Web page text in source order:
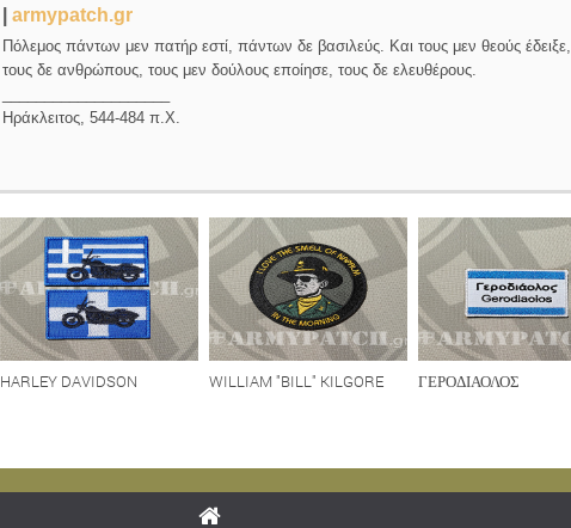
armypatch.gr
Πόλεμος πάντων μεν πατήρ εστί, πάντων δε βασιλεύς. Και τους μεν θεούς έδειξε,
τους δε ανθρώπους, τους μεν δούλους εποίησε, τους δε ελευθέρους.
Ηράκλειτος, 544-484 π.Χ.
HARLEY DAVIDSON WILLIAM "BILL" KILGORE ΓΕΡΟΔΙΑΟΛΟΣ